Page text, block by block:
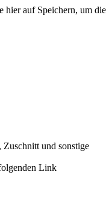
hier auf Speichern, um die
und sonstige
Link